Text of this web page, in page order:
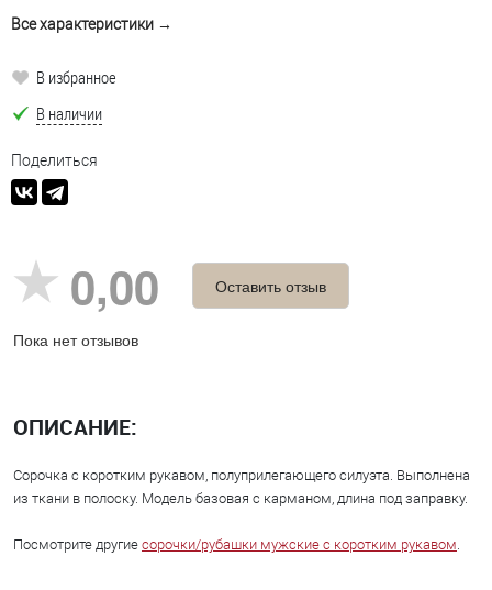
Все характеристики →
В избранное
В наличии
Поделиться
0,00
Пока нет отзывов
Оставить отзыв
ОПИСАНИЕ:
Сорочка с коротким рукавом, полуприлегающего силуэта. Выполнена
из ткани в полоску. Модель базовая с карманом, длина под заправку.
Посмотрите другие сорочки/рубашки мужские с коротким рукавом.